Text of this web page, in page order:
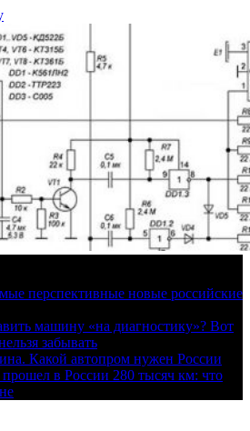
перспективные новые российские
машину «на диагностику»? Вот
забывать
Какой автопром нужен России
в России 280 тысяч км: что